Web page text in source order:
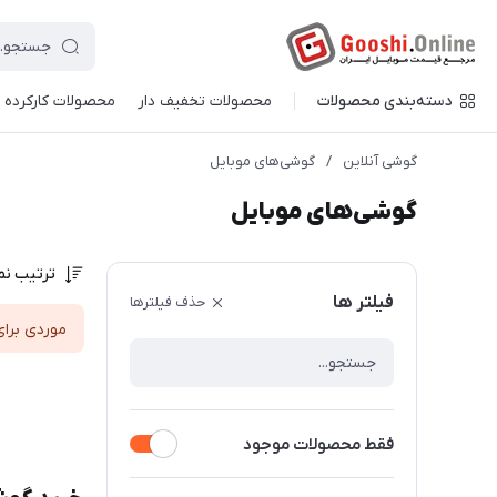
دسته‌بندی محصولات محصولات تخفیف دار محصولات کارکرده
گوشی آنلاین / گوشی‌های موبایل
گوشی‌های موبایل
فیلتر ها حذف فیلترها
فقط محصولات موجود
ترتیب
موردی